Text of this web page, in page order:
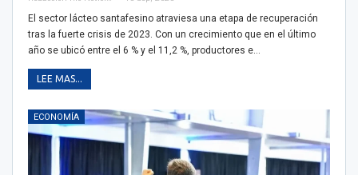
El sector lácteo santafesino atraviesa una etapa de recuperación
tras la fuerte crisis de 2023. Con un crecimiento que en el último
año se ubicó entre el 6 % y el 11,2 %, productores e…
LEE MAS...
ECONOMÍA